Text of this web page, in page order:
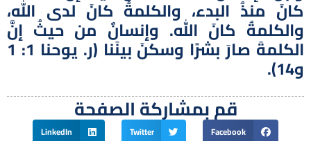
كانَ منذُ البدء، والكلمةُ كانَ لدى الله،
والكلمةُ كانَ الله. وإنسانٌ من حيثُ إنَّ
الكلمةَ صارَ بشرًا وسكنَ بينَنا (ر. يوحنا 1: 1
و14).
قم بمشاركة الصفحة
Facebook
Twitter
LinkedIn